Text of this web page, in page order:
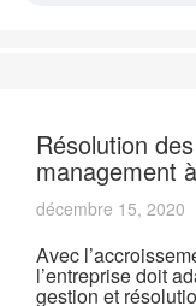
Résolution
management
décembre 15, 2020
Avec
l’entreprise doit
gestion et